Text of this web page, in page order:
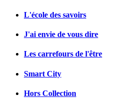
L'école des savoirs
J'ai envie de vous dire
Les carrefours de l'être
Smart City
Hors Collection